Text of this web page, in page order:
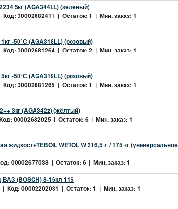
5кг (AGA344LL) (зелёный)
00002682411 | Остаток: 1 | Мин. заказ: 1
-50°С (AGA318LL) (розовый)
00002681264 | Остаток: 2 | Мин. заказ: 1
-50°С (AGA319LL) (розовый)
00002681265 | Остаток: 1 | Мин. заказ: 1
3кг (AGA342z) (жёлтый)
00002682025 | Остаток: 6 | Мин. заказ: 1
жидкостьTEBOIL WETOL W 216,5 л / 175 кг (универсальное
00002677038 | Остаток: 6 | Мин. заказ: 1
ВАЗ (BOSCH) 8-16кл 116
| Код: 00002202031 | Остаток: 1 | Мин. заказ: 1